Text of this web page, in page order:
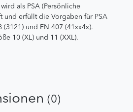
als PSA (Persönliche
und erfüllt die Vorgaben für PSA
(3121) und EN 407 (41xx4x).
10 (XL) und 11 (XXL).
(0)